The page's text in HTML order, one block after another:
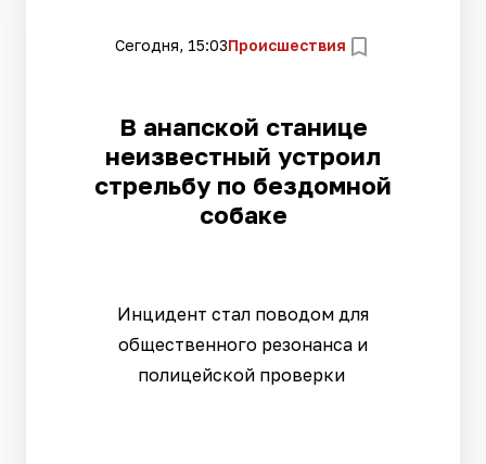
Сегодня, 15:03Происшествия
В анапской станице
неизвестный устроил
стрельбу по бездомной
собаке
Инцидент стал поводом для
общественного резонанса и
полицейской проверки